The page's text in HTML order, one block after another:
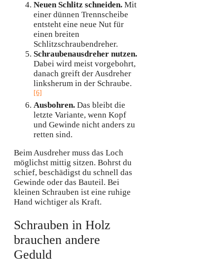
Neuen Schlitz schneiden. Mit
einer dünnen Trennscheibe
entsteht eine neue Nut für
einen breiten
Schlitzschraubendreher.
Schraubenausdreher nutzen.
Dabei wird meist vorgebohrt,
danach greift der Ausdreher
linksherum in der Schraube.
[6]
Ausbohren. Das bleibt die
letzte Variante, wenn Kopf
und Gewinde nicht anders zu
retten sind.
Beim Ausdreher muss das Loch
möglichst mittig sitzen. Bohrst du
schief, beschädigst du schnell das
Gewinde oder das Bauteil. Bei
kleinen Schrauben ist eine ruhige
Hand wichtiger als Kraft.
Schrauben in Holz
brauchen andere
Geduld